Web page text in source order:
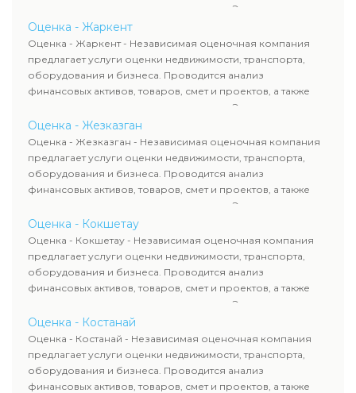
оценка животных и недропользования. Эксперты
определяют рыночную стоимость имущества и
рассчитывают ущерб. Все отчеты соответствуют
требованиям законодательства и используются для
сделок, кредитования и судебных процессов.
Оценка - Жаркент
Оценка - Жаркент - Независимая оценочная компания
предлагает услуги оценки недвижимости, транспорта,
оборудования и бизнеса. Проводится анализ
финансовых активов, товаров, смет и проектов, а также
оценка животных и недропользования. Эксперты
определяют рыночную стоимость имущества и
рассчитывают ущерб. Все отчеты соответствуют
требованиям законодательства и используются для
сделок, кредитования и судебных процессов.
Оценка - Жезказган
Оценка - Жезказган - Независимая оценочная компания
предлагает услуги оценки недвижимости, транспорта,
оборудования и бизнеса. Проводится анализ
финансовых активов, товаров, смет и проектов, а также
оценка животных и недропользования. Эксперты
определяют рыночную стоимость имущества и
рассчитывают ущерб. Все отчеты соответствуют
требованиям законодательства и используются для
сделок, кредитования и судебных процессов.
Оценка - Кокшетау
Оценка - Кокшетау - Независимая оценочная компания
предлагает услуги оценки недвижимости, транспорта,
оборудования и бизнеса. Проводится анализ
финансовых активов, товаров, смет и проектов, а также
оценка животных и недропользования. Эксперты
определяют рыночную стоимость имущества и
рассчитывают ущерб. Все отчеты соответствуют
требованиям законодательства и используются для
сделок, кредитования и судебных процессов.
Оценка - Костанай
Оценка - Костанай - Независимая оценочная компания
предлагает услуги оценки недвижимости, транспорта,
оборудования и бизнеса. Проводится анализ
финансовых активов, товаров, смет и проектов, а также